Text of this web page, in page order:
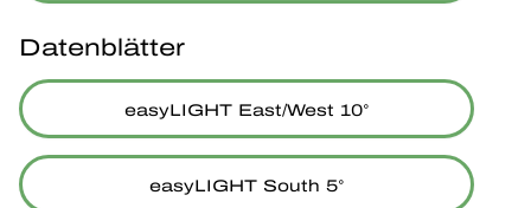
Datenblätter
easyLIGHT East/West 10°
easyLIGHT South 5°